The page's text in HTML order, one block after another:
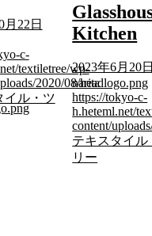
月22日
c-
textiletree/wp-
2020/08/headlogo.png
イル・ツ
Kitchen
2023年6月20
narita
https://tokyo-c-
h.heteml.net/
content/
テキスタイル
リー